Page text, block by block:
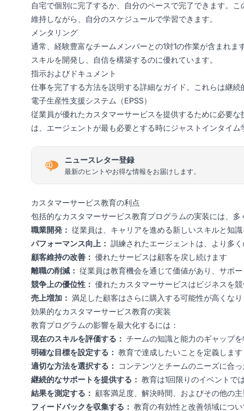
自宅で個別に完了するか、自分のペースで完了できます。
維持しながら、自分のスケジュールで学習できます。
メンタリング
通常、経験豊富なチームメンバーとの1対1の作業が含まれ
スキルを開発し、自信を構築するのに優れています。
指示およびドキュメント
仕事を完了する方法を説明する詳細なガイド。これらは継続
電子生産性支援システム（EPSS）
従業員が優れたカスタマーサービスを提供するために必要
は、エージェントが最も必要とする時にジャストインタイム
ニュースレター登録
最新のヒントやお得な情報をお届けします。
カスタマーサービス教育の利点
包括的なカスタマーサービス教育プログラムの実装には、多
職業開発： 従業員は、キャリアを進める新しいスキルと知
パフォーマンス向上： 訓練されたエージェントは、より多
顧客維持の改善： 優れたサービスは顧客を戻し続けます
離職の削減： 従業員は教育機会を通じて価値があり、サポ
競争上の優位性： 優れたカスタマーサービスはビジネスを
売上増加： 満足した顧客はさらに購入する可能性が高くなり
効果的なカスタマーサービス教育の実装
教育プログラムの影響を最大化するには：
現在のスキルを評価する： チームの知識と能力のギャップ
明確な目標を設定する： 教育で達成したいことを定義します
適切な方法を選択する： コンテンツとチームのニーズに合
継続的なサポートを提供する： 教育は1回限りのイベントで
結果を測定する： 顧客満足度、解決時間、およびその他の
フィードバックを収集する： 教育の有効性と改善領域につ